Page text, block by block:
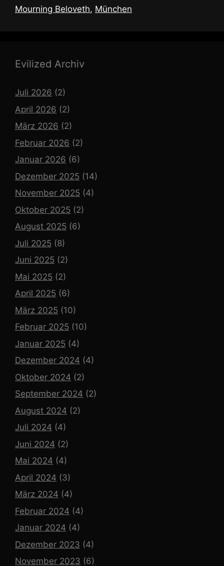
Mourning Beloveth, München
Evilized Archiv
Juli 2026 (2)
April 2026 (2)
März 2026 (2)
Februar 2026 (2)
Januar 2026 (6)
Dezember 2025 (14)
November 2025 (4)
Oktober 2025 (2)
August 2025 (6)
Juli 2025 (8)
Juni 2025 (2)
Mai 2025 (2)
April 2025 (6)
März 2025 (10)
Februar 2025 (10)
Januar 2025 (4)
Dezember 2024 (4)
Oktober 2024 (2)
September 2024 (2)
August 2024 (2)
Juli 2024 (4)
Juni 2024 (2)
Mai 2024 (4)
April 2024 (3)
März 2024 (4)
Februar 2024 (4)
Januar 2024 (4)
Dezember 2023 (4)
November 2023 (6)